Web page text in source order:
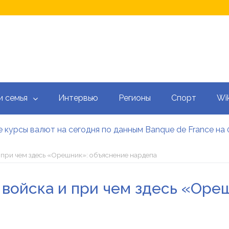
семья Интервью Регионы Спорт
курсы валют на сегодня по данным Banque de France на
гривен военным: кто может получить эти выплаты, а
сегодня онлайн: Оперативный обзор НБУ, банков и
чем здесь «Орешник»: объяснение нардепа
и при чем здесь